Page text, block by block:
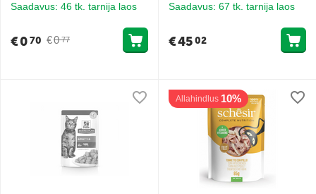
Saadavus: 46 tk. tarnija laos
€0 77
€070
kuseteede terviseks, kanaga
Saadavus: 67 tk. tarnija laos
€4502
Allahindlus 10%